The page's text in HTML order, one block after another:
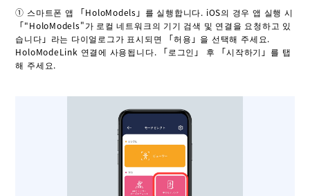
① 스마트폰 앱 「HoloModels」를 실행합니다. iOS의 경우 앱 실행 시
「"HoloModels"가 로컬 네트워크의 기기 검색 및 연결을 요청하고 있
습니다」라는 다이얼로그가 표시되면 「허용」을 선택해 주세요.
HoloModeLink 연결에 사용됩니다. 「로그인」 후 「시작하기」를 탭
해 주세요.